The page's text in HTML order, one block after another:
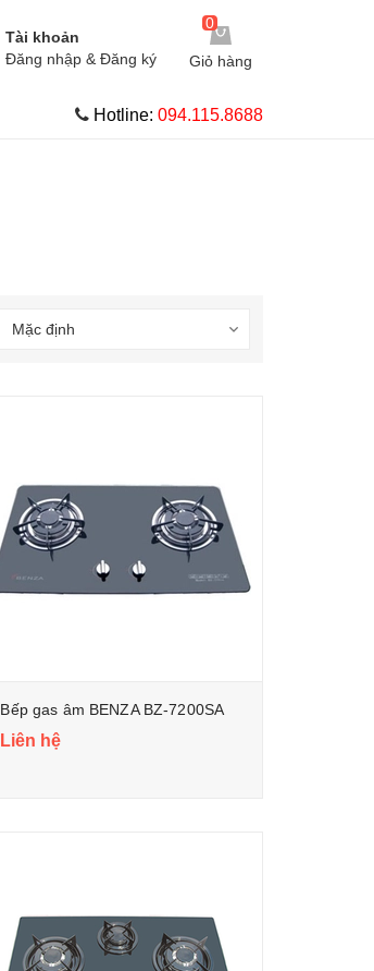
0
Giỏ hàng
Tài khoản
Đăng nhập & Đăng ký
Hotline: 094.115.8688
Mặc định
Bếp gas âm BENZA BZ-7200SA
Liên hệ